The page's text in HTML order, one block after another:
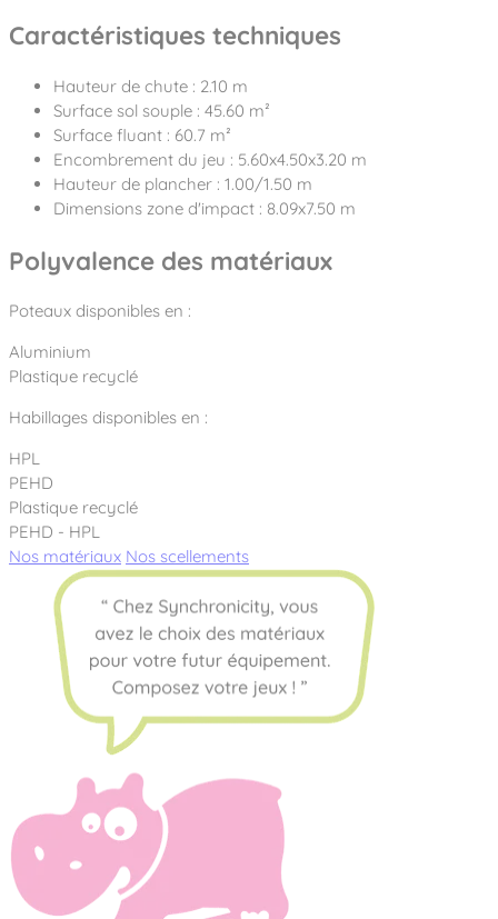
Caractéristiques techniques
Hauteur de chute : 2.10 m
Surface sol souple : 45.60 m²
Surface fluant : 60.7 m²
Encombrement du jeu : 5.60x4.50x3.20 m
Hauteur de plancher : 1.00/1.50 m
Dimensions zone d'impact : 8.09x7.50 m
Polyvalence des matériaux
Poteaux disponibles en :
Aluminium
Plastique recyclé
Habillages disponibles en :
HPL
PEHD
Plastique recyclé
PEHD - HPL
Nos matériaux Nos scellements